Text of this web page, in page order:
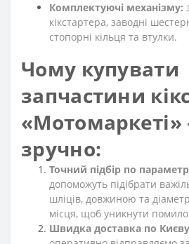
Комплектуючі механізму:
кікстартера, заводні
стопорні кільця та втулки.
Чому купувати
запчастини
зручно:
Точний підбір по
допоможуть підібрати
шліців, довжиною та
місця, щоб уникнути
Швидка доставка по Києву